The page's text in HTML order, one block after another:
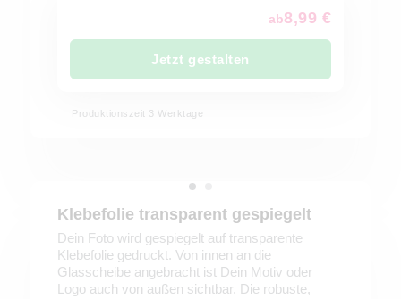
ab8,99 €
Jetzt gestalten
Produktionszeit 3 Werktage
Klebefolie transparent gespiegelt
Dein Foto wird gespiegelt auf transparente
Klebefolie gedruckt. Von innen an die
Glasscheibe angebracht ist Dein Motiv oder
Logo auch von außen sichtbar. Die robuste,